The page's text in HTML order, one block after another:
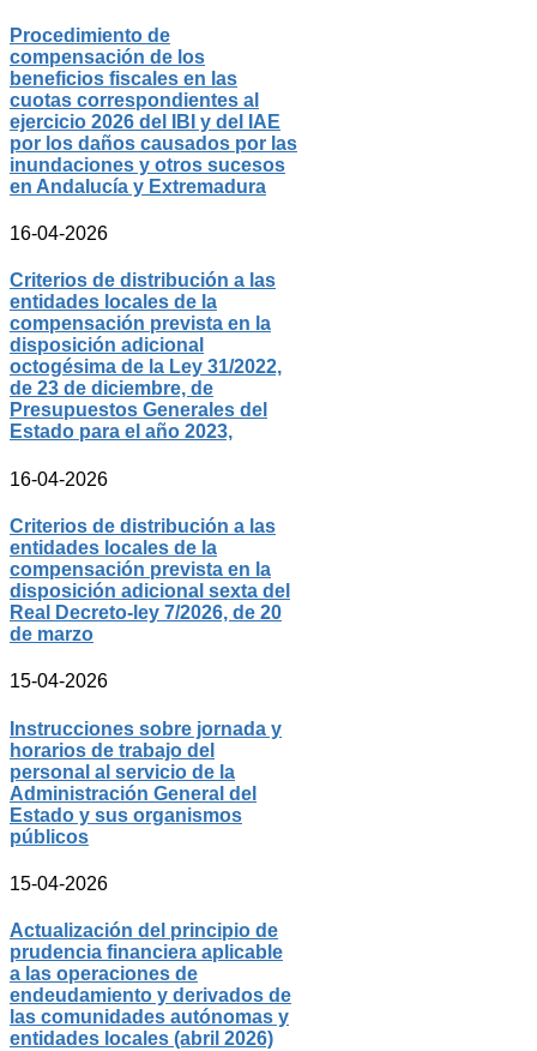
Procedimiento de
compensación de los
beneficios fiscales en las
cuotas correspondientes al
ejercicio 2026 del IBI y del IAE
por los daños causados por las
inundaciones y otros sucesos
en Andalucía y Extremadura
16-04-2026
Criterios de distribución a las
entidades locales de la
compensación prevista en la
disposición adicional
octogésima de la Ley 31/2022,
de 23 de diciembre, de
Presupuestos Generales del
Estado para el año 2023,
16-04-2026
Criterios de distribución a las
entidades locales de la
compensación prevista en la
disposición adicional sexta del
Real Decreto-ley 7/2026, de 20
de marzo
15-04-2026
Instrucciones sobre jornada y
horarios de trabajo del
personal al servicio de la
Administración General del
Estado y sus organismos
públicos
15-04-2026
Actualización del principio de
prudencia financiera aplicable
a las operaciones de
endeudamiento y derivados de
las comunidades autónomas y
entidades locales (abril 2026)